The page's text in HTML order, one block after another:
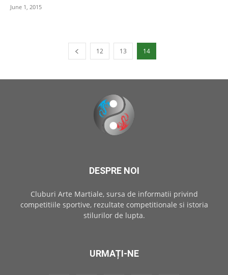
June 1, 2015
12 13 14
DESPRE NOI
Cluburi Arte Martiale, sursa de informatii privind
competitiile sportive, rezultate competitionale si istoria
stilurilor de lupta.
URMAȚI-NE